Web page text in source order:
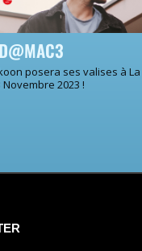
posera ses valises à La
2023 !